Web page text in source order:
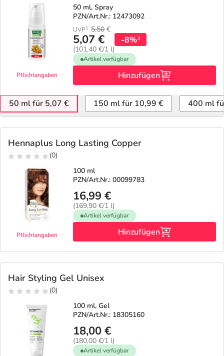
Pflichtangaben
50 ml, Spray
PZN/Art.Nr.: 12473092
UVP1 5,50 €
5,07 €
(101,40 €/1 l)
-8%3
Artikel verfügbar
Hinzufügen
50 ml für 5,07 € 150 ml für 10,99 € 400 ml
Hennaplus Long Lasting Copper
(0)
Pflichtangaben
100 ml
PZN/Art.Nr.: 00099783
16,99 €
(169,90 €/1 l)
Artikel verfügbar
Hinzufügen
Hair Styling Gel Unisex
(0)
100 ml, Gel
PZN/Art.Nr.: 18305160
18,00 €
(180,00 €/1 l)
Artikel verfügbar